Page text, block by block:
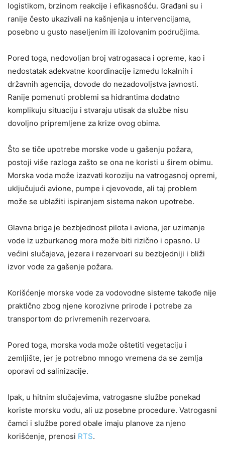
logistikom, brzinom reakcije i efikasnošću. Građani su i
ranije često ukazivali na kašnjenja u intervencijama,
posebno u gusto naseljenim ili izolovanim područjima.
Pored toga, nedovoljan broj vatrogasaca i opreme, kao i
nedostatak adekvatne koordinacije između lokalnih i
državnih agencija, dovode do nezadovoljstva javnosti.
Ranije pomenuti problemi sa hidrantima dodatno
komplikuju situaciju i stvaraju utisak da službe nisu
dovoljno pripremljene za krize ovog obima.
Što se tiče upotrebe morske vode u gašenju požara,
postoji više razloga zašto se ona ne koristi u širem obimu.
Morska voda može izazvati koroziju na vatrogasnoj opremi,
uključujući avione, pumpe i cjevovode, ali taj problem
može se ublažiti ispiranjem sistema nakon upotrebe.
Glavna briga je bezbjednost pilota i aviona, jer uzimanje
vode iz uzburkanog mora može biti rizično i opasno. U
većini slučajeva, jezera i rezervoari su bezbjedniji i bliži
izvor vode za gašenje požara.
Korišćenje morske vode za vodovodne sisteme takođe nije
praktično zbog njene korozivne prirode i potrebe za
transportom do privremenih rezervoara.
Pored toga, morska voda može oštetiti vegetaciju i
zemljište, jer je potrebno mnogo vremena da se zemlja
oporavi od salinizacije.
Ipak, u hitnim slučajevima, vatrogasne službe ponekad
koriste morsku vodu, ali uz posebne procedure. Vatrogasni
čamci i službe pored obale imaju planove za njeno
korišćenje, prenosi RTS.